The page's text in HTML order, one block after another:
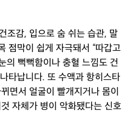
조감, 입으로 숨 쉬는 습관, 말
점막이 쉽게 자극돼서 “따갑고
의 뻑뻑함이나 충혈 느낌도 건
타납니다. 또 수액과 항히스타
면서 얼굴이 빨개지거나 몸이
자체가 병이 악화됐다는 신호